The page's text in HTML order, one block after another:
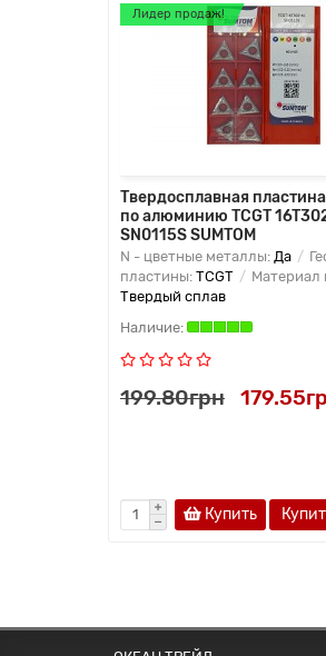
Лидер продаж!
Твердосплавная
по алюминию TCGT
SN0115S SUMTOM
N - цветные металлы: Да
пластины: TCGT
Материал
Твердый сплав
199.80грн
Купить